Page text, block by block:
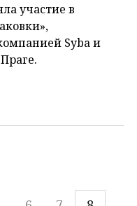
участие в
Syba и